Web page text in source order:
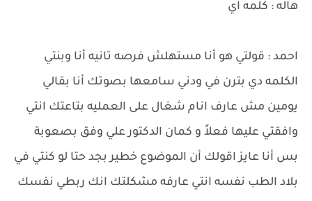
هاله : كلمه اي
احمد : قولتي هو أنا مستهلش فرصه تانيه أنا وبنتي
الكلمه دي بترن في ودني سامعها بصوتك أنا بقالي
يومين مش عارف انام شغال على العمليه بتاعتك انتي
وافقتي عليها فعلاً و كمان الدكتور علي وفق بصعوبة
بس أنا عايز اقولك أن الموضوع خطير بجد حتا لو كنتي في
بلاد الطب نفسه انتي عارفه مشكلتك انك ربطي نفسك